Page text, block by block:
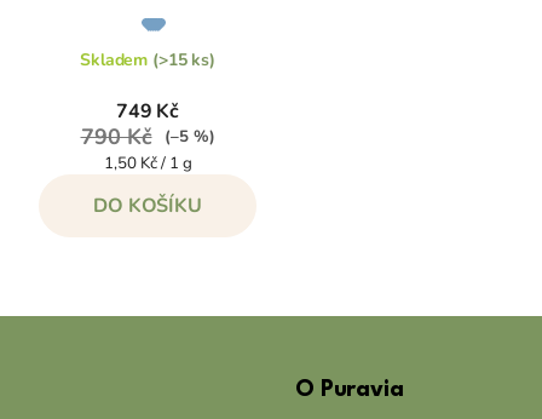
Průměrné
hodnocení
je
5,0
5
hvězdiček.
Skladem (>15 ks)
749 Kč
790 Kč
(–5 %)
Měrná
1,50 Kč / 1 g
DO KOŠÍKU
O Puravia